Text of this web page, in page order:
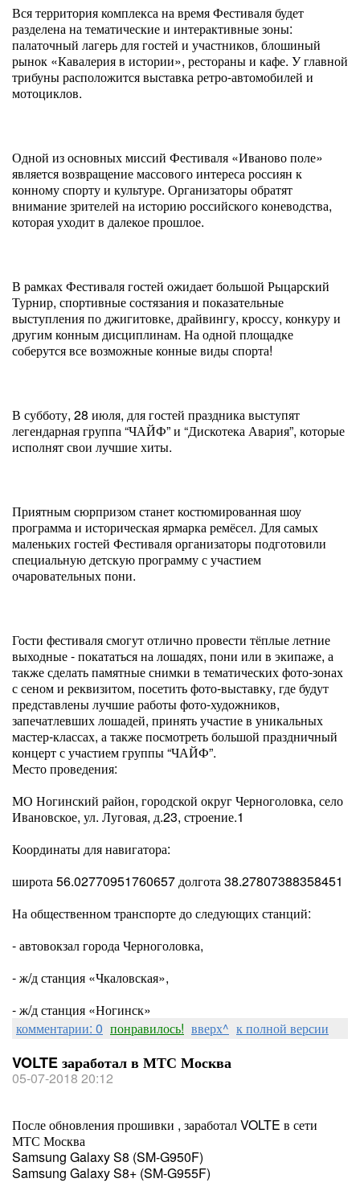
Вся территория комплекса на время Фестиваля будет
разделена на тематические и интерактивные зоны:
палаточный лагерь для гостей и участников, блошиный
рынок «Кавалерия в истории», рестораны и кафе. У главной
трибуны расположится выставка ретро-автомобилей и
мотоциклов.
Одной из основных миссий Фестиваля «Иваново поле»
является возвращение массового интереса россиян к
конному спорту и культуре. Организаторы обратят
внимание зрителей на историю российского коневодства,
которая уходит в далекое прошлое.
В рамках Фестиваля гостей ожидает большой Рыцарский
Турнир, спортивные состязания и показательные
выступления по джигитовке, драйвингу, кроссу, конкуру и
другим конным дисциплинам. На одной площадке
соберутся все возможные конные виды спорта!
В субботу, 28 июля, для гостей праздника выступят
легендарная группа “ЧАЙФ” и “Дискотека Авария”, которые
исполнят свои лучшие хиты.
Приятным сюрпризом станет костюмированная шоу
программа и историческая ярмарка ремёсел. Для самых
маленьких гостей Фестиваля организаторы подготовили
специальную детскую программу с участием
очаровательных пони.
Гости фестиваля смогут отлично провести тёплые летние
выходные - покататься на лошадях, пони или в экипаже, а
также сделать памятные снимки в тематических фото-зонах
с сеном и реквизитом, посетить фото-выставку, где будут
представлены лучшие работы фото-художников,
запечатлевших лошадей, принять участие в уникальных
мастер-классах, а также посмотреть большой праздничный
концерт с участием группы “ЧАЙФ”.
Место проведения:
МО Ногинский район, городской округ Черноголовка, село
Ивановское, ул. Луговая, д.23, строение.1
Координаты для навигатора:
широта 56.02770951760657 долгота 38.27807388358451
На общественном транспорте до следующих станций:
- автовокзал города Черноголовка,
- ж/д станция «Чкаловская»,
- ж/д станция «Ногинск»
комментарии: 0 понравилось! вверх^ к полной версии
VOLTE заработал в МТС Москва
05-07-2018 20:12
После обновления прошивки , заработал VOLTE в сети
МТС Москва
Samsung Galaxy S8 (SM-G950F)
Samsung Galaxy S8+ (SM-G955F)